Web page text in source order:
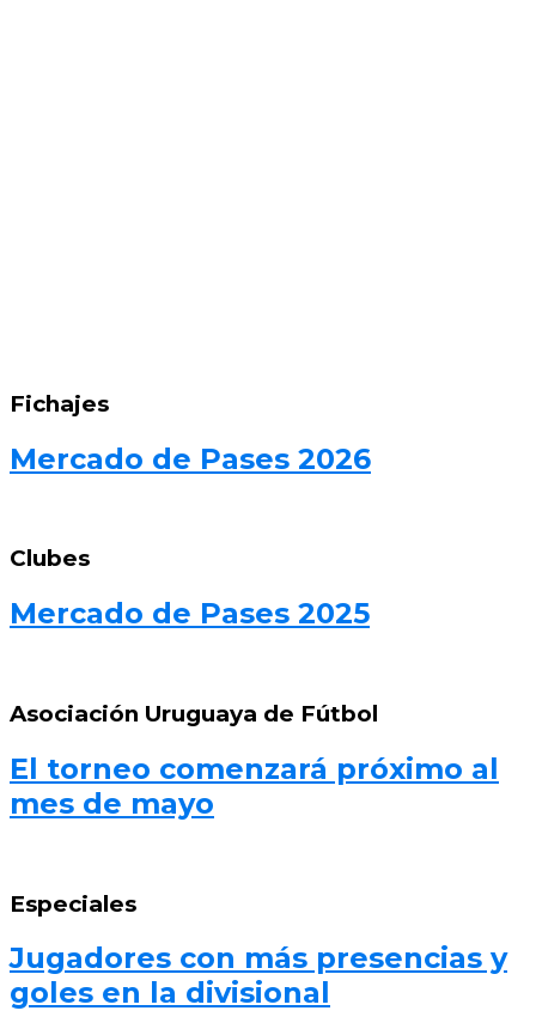
Fichajes
Mercado de Pases 2026
Clubes
Mercado de Pases 2025
Asociación Uruguaya de Fútbol
El torneo comenzará próximo al
mes de mayo
Especiales
Jugadores con más presencias y
goles en la divisional